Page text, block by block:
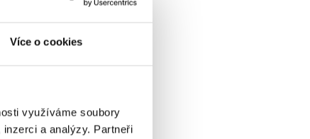
Více o cookies
využíváme soubory
a analýzy. Partneři